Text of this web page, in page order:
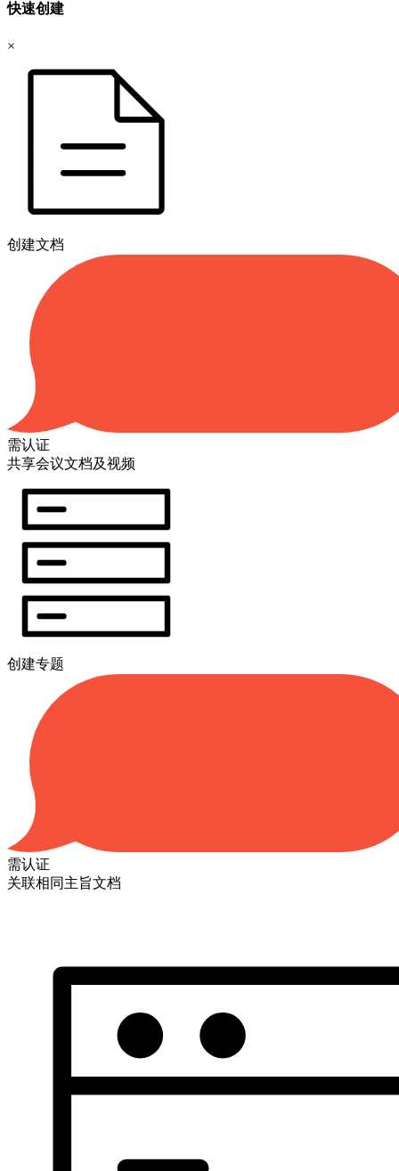
快速创建
×
创建文档
需认证
共享会议文档及视频
创建专题
需认证
关联相同主旨文档